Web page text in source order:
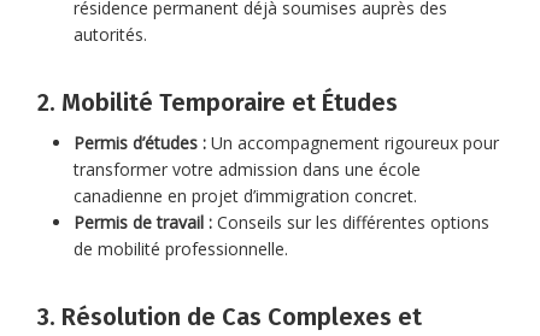
résidence permanent déjà soumises auprès des
autorités.
2. Mobilité Temporaire et Études
Permis d’études : Un accompagnement rigoureux pour
transformer votre admission dans une école
canadienne en projet d’immigration concret.
Permis de travail : Conseils sur les différentes options
de mobilité professionnelle.
3. Résolution de Cas Complexes et